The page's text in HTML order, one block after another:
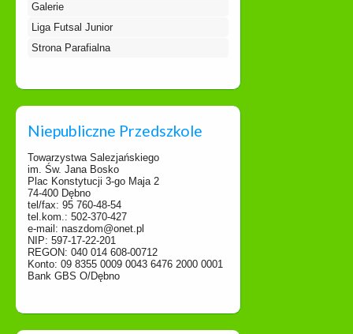
Galerie
Liga Futsal Junior
Strona Parafialna
Niepubliczne Przedszkole
Towarzystwa Salezjańskiego
im. Św. Jana Bosko
Plac Konstytucji 3-go Maja 2
74-400 Dębno
tel/fax: 95 760-48-54
tel.kom.: 502-370-427
e-mail: naszdom@onet.pl
NIP: 597-17-22-201
REGON: 040 014 608-00712
Konto: 09 8355 0009 0043 6476 2000 0001
Bank GBS O/Dębno